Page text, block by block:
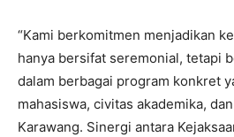
“Kami berkomitmen menjadikan
hanya bersifat seremonial, tetapi
dalam berbagai program konkret
mahasiswa, civitas akademika,
Karawang. Sinergi antara